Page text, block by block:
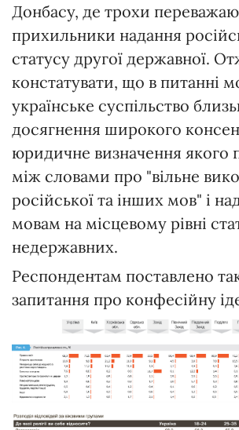
Донбасу, де трохи
прихильники надання
статусу другої державної.
констатувати, що в питанні
українське суспільство
досягнення широкого
юридичне визначення якого
між словами про "вільне
російської та інших мов" і
мовам на місцевому рівні
недержавних.
Респондентам поставлено
запитання про конфесійну